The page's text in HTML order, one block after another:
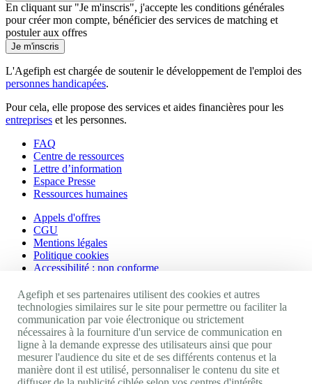
En cliquant sur "Je m'inscris", j'accepte les conditions générales
pour créer mon compte, bénéficier des services de matching et
postuler aux offres
Je m'inscris
L'Agefiph est chargée de soutenir le développement de l'emploi des
personnes handicapées.
Pour cela, elle propose des services et aides financières pour les
entreprises et les personnes.
FAQ
Centre de ressources
Lettre d’information
Espace Presse
Ressources humaines
Appels d'offres
CGU
Mentions légales
Politique cookies
Accessibilité : non conforme
Nos autres sites
Site portail Agefiph
Activateur de progrès
Handinnov
Innovation et recherche
Université du RRH
Agefiph et ses partenaires utilisent des cookies et autres
technologies similaires sur le site pour permettre ou faciliter la
communication par voie électronique ou strictement
nécessaires à la fourniture d'un service de communication en
ligne à la demande expresse des utilisateurs ainsi que pour
mesurer l'audience du site et de ses différents contenus et la
manière dont il est utilisé, personnaliser le contenu du site et